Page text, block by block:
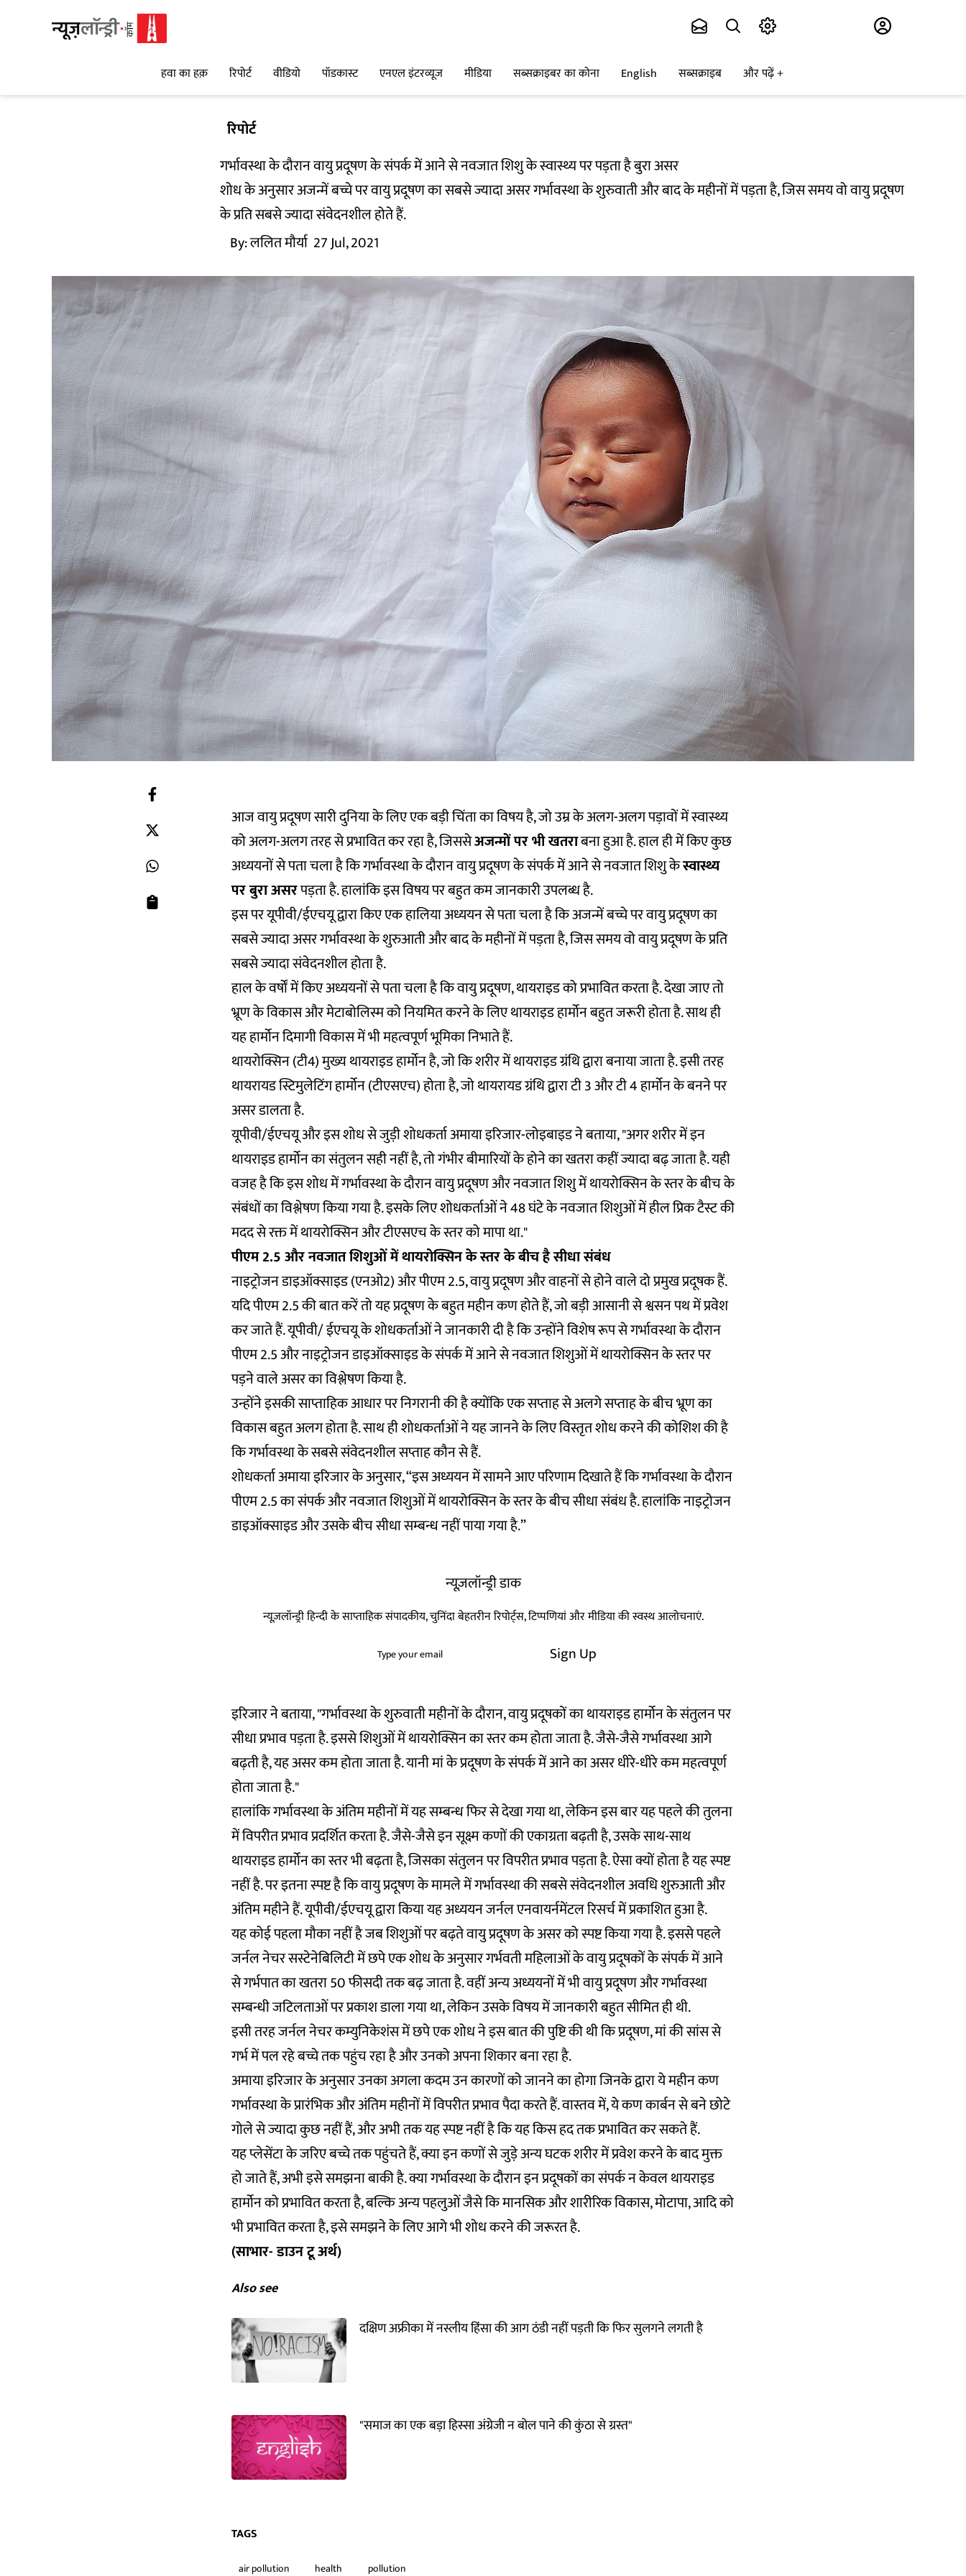
हवा का हक़ रिपोर्ट वीडियो पॉडकास्ट एनएल इंटरव्यूज मीडिया सब्सक्राइबर का कोना English सब्सक्राइब और पढ़ें
रिपोर्ट
गर्भावस्था के दौरान वायु प्रदूषण के संपर्क में आने से नवजात शिशु के स्वास्थ्य पर पड़ता है बुरा असर
शोध के अनुसार अजन्में बच्चे पर वायु प्रदूषण का सबसे ज्यादा असर गर्भावस्था के शुरुवाती और बाद के महीनों में पड़ता है, जिस समय वो वायु प्रदूषण
के प्रति सबसे ज्यादा संवेदनशील होते हैं.
By:ललित मौर्या 27 Jul, 2021
आज वायु प्रदूषण सारी दुनिया के लिए एक बड़ी चिंता का विषय है, जो उम्र के अलग-अलग पड़ावों में स्वास्थ्य
को अलग-अलग तरह से प्रभावित कर रहा है, जिससेअजन्मों पर भी खतराबना हुआ है. हाल ही में किए कुछ
अध्ययनों से पता चला है कि गर्भावस्था के दौरान वायु प्रदूषण के संपर्क में आने से नवजात शिशु केस्वास्थ्य
पर बुरा असरपड़ता है. हालांकि इस विषय पर बहुत कम जानकारी उपलब्ध है.
इस पर यूपीवी/ईएचयू द्वारा किए एक हालिया अध्ययन से पता चला है कि अजन्में बच्चे पर वायु प्रदूषण का
सबसे ज्यादा असर गर्भावस्था के शुरुआती और बाद के महीनों में पड़ता है, जिस समय वो वायु प्रदूषण के प्रति
सबसे ज्यादा संवेदनशील होता है.
हाल के वर्षों में किए अध्ययनों से पता चला है कि वायु प्रदूषण, थायराइड को प्रभावित करता है. देखा जाए तो
भ्रूण के विकास और मेटाबोलिस्म को नियमित करने के लिए थायराइड हार्मोन बहुत जरूरी होता है. साथ ही
यह हार्मोन दिमागी विकास में भी महत्वपूर्ण भूमिका निभाते हैं.
थायरोक्सिन (टी4) मुख्य थायराइड हार्मोन है, जो कि शरीर में थायराइड ग्रंथि द्वारा बनाया जाता है. इसी तरह
थायरायड स्टिमुलेटिंग हार्मोन (टीएसएच) होता है, जो थायरायड ग्रंथि द्वारा टी 3 और टी 4 हार्मोन के बनने पर
असर डालता है.
यूपीवी/ईएचयू और इस शोध से जुड़ी शोधकर्ता अमाया इरिजार-लोइबाइड ने बताया, "अगर शरीर में इन
थायराइड हार्मोन का संतुलन सही नहीं है, तो गंभीर बीमारियों के होने का खतरा कहीं ज्यादा बढ़ जाता है. यही
वजह है कि इस शोध में गर्भावस्था के दौरान वायु प्रदूषण और नवजात शिशु में थायरोक्सिन के स्तर के बीच के
संबंधों का विश्लेषण किया गया है. इसके लिए शोधकर्ताओं ने 48 घंटे के नवजात शिशुओं में हील प्रिक टैस्ट की
मदद से रक्त में थायरोक्सिन और टीएसएच के स्तर को मापा था."
पीएम 2.5 और नवजात शिशुओं में थायरोक्सिन के स्तर के बीच है सीधा संबंध
नाइट्रोजन डाइऑक्साइड (एनओ2) और पीएम 2.5, वायु प्रदूषण और वाहनों से होने वाले दो प्रमुख प्रदूषक हैं.
यदि पीएम 2.5 की बात करें तो यह प्रदूषण के बहुत महीन कण होते हैं, जो बड़ी आसानी से श्वसन पथ में प्रवेश
कर जाते हैं. यूपीवी/ ईएचयू के शोधकर्ताओं ने जानकारी दी है कि उन्होंने विशेष रूप से गर्भावस्था के दौरान
पीएम 2.5 और नाइट्रोजन डाइऑक्साइड के संपर्क में आने से नवजात शिशुओं में थायरोक्सिन के स्तर पर
पड़ने वाले असर का विश्लेषण किया है.
उन्होंने इसकी साप्ताहिक आधार पर निगरानी की है क्योंकि एक सप्ताह से अलगे सप्ताह के बीच भ्रूण का
विकास बहुत अलग होता है. साथ ही शोधकर्ताओं ने यह जानने के लिए विस्तृत शोध करने की कोशिश की है
कि गर्भावस्था के सबसे संवेदनशील सप्ताह कौन से हैं.
शोधकर्ता अमाया इरिजार के अनुसार, “इस अध्ययन में सामने आए परिणाम दिखाते हैं कि गर्भावस्था के दौरान
पीएम 2.5 का संपर्क और नवजात शिशुओं में थायरोक्सिन के स्तर के बीच सीधा संबंध है. हालांकि नाइट्रोजन
डाइऑक्साइड और उसके बीच सीधा सम्बन्ध नहीं पाया गया है.”
न्यूज़लॉन्ड्री डाक
न्यूज़लॉन्ड्री हिन्दी के साप्ताहिक संपादकीय, चुनिंदा बेहतरीन रिपोर्ट्स, टिप्पणियां और मीडिया की स्वस्थ आलोचनाएं.
Sign Up
इरिजार ने बताया, "गर्भावस्था के शुरुवाती महीनों के दौरान, वायु प्रदूषकों का थायराइड हार्मोन के संतुलन पर
सीधा प्रभाव पड़ता है. इससे शिशुओं में थायरोक्सिन का स्तर कम होता जाता है. जैसे-जैसे गर्भावस्था आगे
बढ़ती है, यह असर कम होता जाता है. यानी मां के प्रदूषण के संपर्क में आने का असर धीरे-धीरे कम महत्वपूर्ण
होता जाता है."
हालांकि गर्भावस्था के अंतिम महीनों में यह सम्बन्ध फिर से देखा गया था, लेकिन इस बार यह पहले की तुलना
में विपरीत प्रभाव प्रदर्शित करता है. जैसे-जैसे इन सूक्ष्म कणों की एकाग्रता बढ़ती है, उसके साथ-साथ
थायराइड हार्मोन का स्तर भी बढ़ता है, जिसका संतुलन पर विपरीत प्रभाव पड़ता है. ऐसा क्यों होता है यह स्पष्ट
नहीं है. पर इतना स्पष्ट है कि वायु प्रदूषण के मामले में गर्भावस्था की सबसे संवेदनशील अवधि शुरुआती और
अंतिम महीने हैं. यूपीवी/ईएचयू द्वारा किया यह अध्ययन जर्नलएनवायर्नमेंटल रिसर्च में प्रकाशितहुआ है.
यह कोई पहला मौका नहीं है जब शिशुओं पर बढ़ते वायु प्रदूषण के असर को स्पष्ट किया गया है. इससे पहले
जर्नलनेचर सस्टेनेबिलिटी में छपे एक शोधके अनुसार गर्भवती महिलाओं के वायु प्रदूषकों के संपर्क में आने
से गर्भपात का खतरा 50 फीसदी तक बढ़ जाता है. वहींअन्य अध्ययनोंमें भी वायु प्रदूषण और गर्भावस्था
सम्बन्धी जटिलताओं पर प्रकाश डाला गया था, लेकिन उसके विषय में जानकारी बहुत सीमित ही थी.
इसी तरह जर्नल नेचर कम्युनिकेशंस मेंछपे एक शोधने इस बात की पुष्टि की थी कि प्रदूषण, मां की सांस से
गर्भ में पल रहे बच्चे तक पहुंच रहा है और उनको अपना शिकार बना रहा है.
अमाया इरिजार के अनुसार उनका अगला कदम उन कारणों को जानने का होगा जिनके द्वारा ये महीन कण
गर्भावस्था के प्रारंभिक और अंतिम महीनों में विपरीत प्रभाव पैदा करते हैं. वास्तव में, ये कण कार्बन से बने छोटे
गोले से ज्यादा कुछ नहीं हैं, और अभी तक यह स्पष्ट नहीं है कि यह किस हद तक प्रभावित कर सकते हैं.
यह प्लेसेंटा के जरिए बच्चे तक पहुंचते हैं, क्या इन कणों से जुड़े अन्य घटक शरीर में प्रवेश करने के बाद मुक्त
हो जाते हैं, अभी इसे समझना बाकी है. क्या गर्भावस्था के दौरान इन प्रदूषकों का संपर्क न केवल थायराइड
हार्मोन को प्रभावित करता है, बल्कि अन्य पहलुओं जैसे कि मानसिक और शारीरिक विकास, मोटापा, आदि को
भी प्रभावित करता है, इसे समझने के लिए आगे भी शोध करने की जरूरत है.
(साभार- डाउन टू अर्थ)
Also see
दक्षिण अफ्रीका में नस्लीय हिंसा की आग ठंडी नहीं पड़ती कि फिर सुलगने लगती है
"समाज का एक बड़ा हिस्सा अंग्रेजी न बोल पाने की कुंठा से ग्रस्त"
TAGS
air pollution health pollution